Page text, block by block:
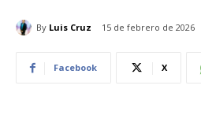
By Luis Cruz 15 de febrero de 2026
Facebook X